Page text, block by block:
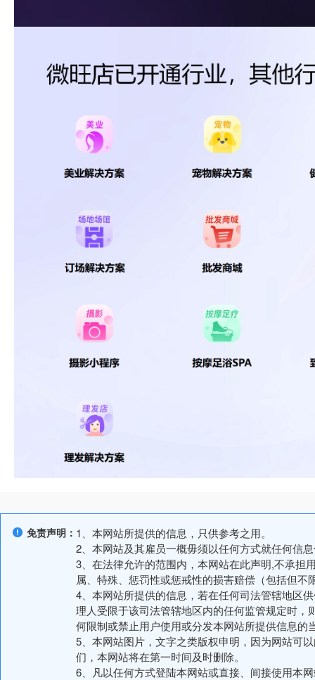
免责声明： 1、本网站所提供的信息，只供参考之用。
2、本网站及其雇员一概毋须以任何方式就任何信
3、在法律允许的范围内，本网站在此声明,不承担
属、特殊、惩罚性或惩戒性的损害赔偿（包括但
4、本网站所提供的信息，若在任何司法管辖地区
理人受限于该司法管辖地区内的任何监管规定时
何限制或禁止用户使用或分发本网站所提供信息的
5、本网站图片，文字之类版权申明，因为网站可
们，本网站将在第一时间及时删除。
6、凡以任何方式登陆本网站或直接、间接使用本